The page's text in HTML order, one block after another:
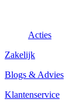
Acties
Zakelijk
Blogs & Advies
Klantenservice